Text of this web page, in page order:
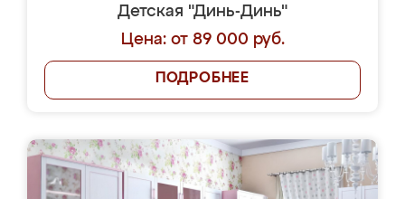
Детская "Динь-Динь"
Цена: от 89 000 руб.
ПОДРОБНЕЕ